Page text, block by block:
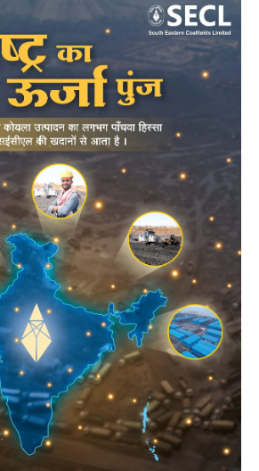
राजकमल कश्यप को मिली बड़ी जिम्मेदारी, बने तखतपुर
मंडल प्रभारी…
August 5, 2026
देखिए LIVE VIDEO: भाई-बहन मारकर शवों को घंटों
नोचता रहा भालू, खेत में काम कर रहे थे ग्रामीण, गांव में
दहशत…